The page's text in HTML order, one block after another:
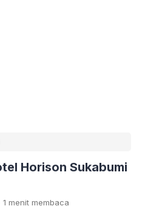
Horison Sukabumi
1 menit membaca